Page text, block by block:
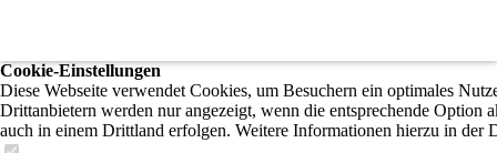
Cookie-Einstellungen
Diese Webseite verwendet Cookies, um Besuchern ein optimales
Drittanbietern werden nur angezeigt, wenn die entsprechende Option
auch in einem Drittland erfolgen. Weitere Informationen hierzu in der